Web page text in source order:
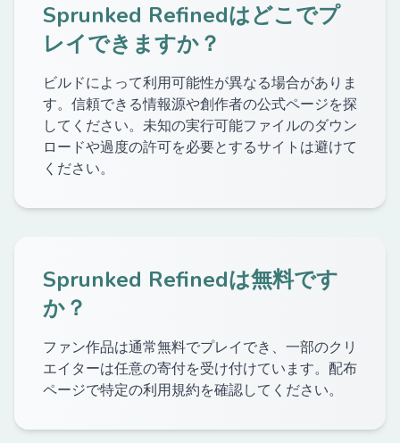
Sprunked Refinedはどこでプ
レイできますか？
ビルドによって利用可能性が異なる場合がありま
す。信頼できる情報源や創作者の公式ページを探
してください。未知の実行可能ファイルのダウン
ロードや過度の許可を必要とするサイトは避けて
ください。
Sprunked Refinedは無料です
か？
ファン作品は通常無料でプレイでき、一部のクリ
エイターは任意の寄付を受け付けています。配布
ページで特定の利用規約を確認してください。